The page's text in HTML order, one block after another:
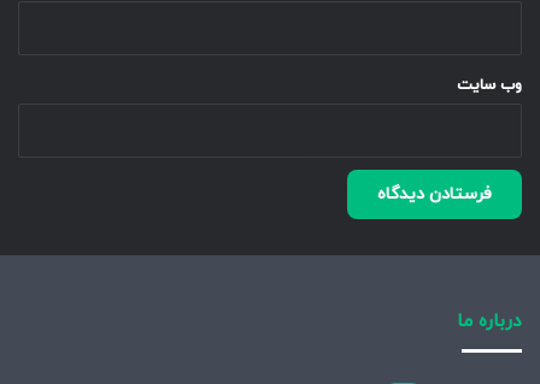
وب‌ سایت
درباره ما